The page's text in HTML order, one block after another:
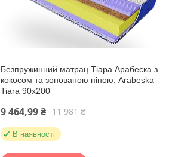
Безпружинний матрац Тіара Арабеска з
кокосом та зонованою піною, Arabeska
Tiara 90х200
9 464,99 ₴ 11 981 ₴
В наявності